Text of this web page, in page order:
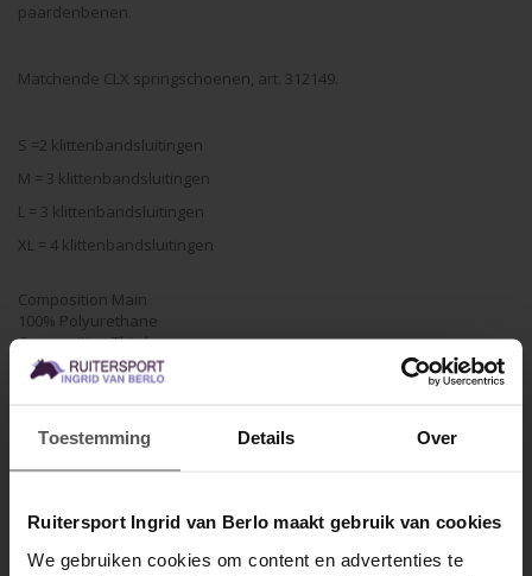
Toestemming Details Over
Ruitersport Ingrid van Berlo maakt gebruik van cookies
We gebruiken cookies om content en advertenties te
paardenbenen.
Matchende CLX springschoenen, art. 312149.
S =2 klittenbandsluitingen
M = 3 klittenbandsluitingen
L = 3 klittenbandsluitingen
XL = 4 klittenbandsluitingen
Composition Main
100% Polyurethane
Composition Third
100% Polychloroprene
Gerelateerde producten